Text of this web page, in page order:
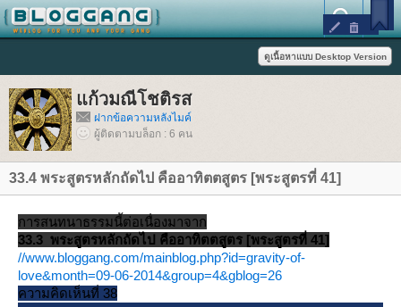
ก้วมณีโชติรส
ฝากข้อความหลังไมค์
ผู้ติดตามบล็อก : 6 คน
33.4 พระสูตรหลักถัดไป คืออาทิตตสูตร [พระสูตรที่ 41]
การสนทนาธรรมนี้ต่อเนื่องมาจาก
33.3 พระสูตรหลักถัดไป คืออาทิตตสูตร [พระสูตรที่ 41]
//www.bloggang.com/mainblog.php?id=gravity-of-
love&month=09-06-2014&group=4&gblog=26
ความคิดเห็นที่ 38